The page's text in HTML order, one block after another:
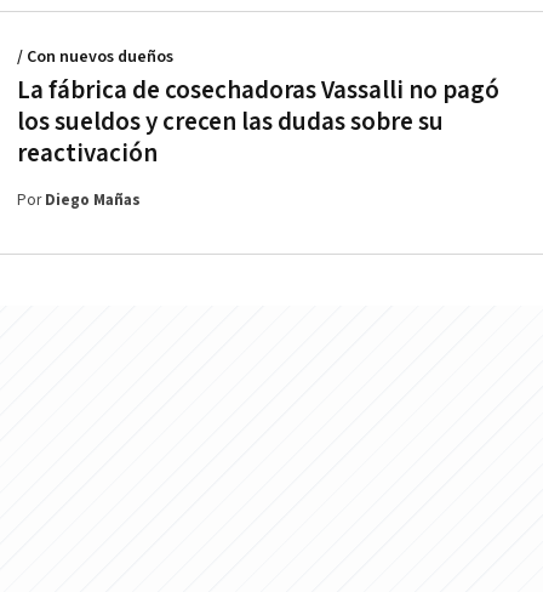
La fábrica de cosechadoras Vassalli no pagó
los sueldos y crecen las dudas sobre su
reactivación
/ Con nuevos dueños
PorDiego Mañas